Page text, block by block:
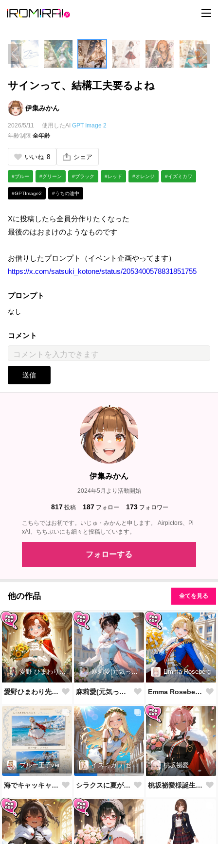
t
o
e
n
a
v
サインって、結構工夫要るよね
伊集みかん
2026/5/11 使用したAI GPT Image 2
年齢制限 全年齢
いいね 8 シェア
#ブルー #グリーン #ブラック #レッド #オレンジ #イズミカワ
#GPTImage2 #うちの連中
Xに投稿したら全員分作りたくなった
最後のはおまけのようなものです
お借りしたプロンプト（イベント企画やってます）
https://x.com/satsuki_kotone/status/2053400578831851755
プロンプト
なし
コメント
送信
伊集みかん
2024年5月より活動開始
817 投稿 187 フォロー 173 フォロワー
こちらではお初です。いじゅ・みかんと申します。 Airpictors、Pi
xAI、ちちぷいにも細々と投稿しています。
フォローする
他の作品 全てを見る
愛野 ひまわり先生
愛野ひまわり先生誕生祝！
麻莉愛(元気っ子)
麻莉愛(元気っ子)様誕生祝！
Emma Roseberg
Emma Roseberg様誕生祝！
ブルー王子ver.
海でキャッキャウフフするやつ
イズミカワ セリヌンver.
シラクスに夏がやってきたぜ！
桃坂祕愛
桃坂祕愛様誕生祝！